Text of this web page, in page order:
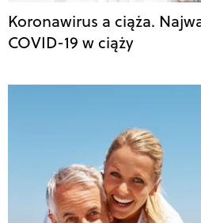
Koronawirus a ciąża.
COVID-19 w ciąży